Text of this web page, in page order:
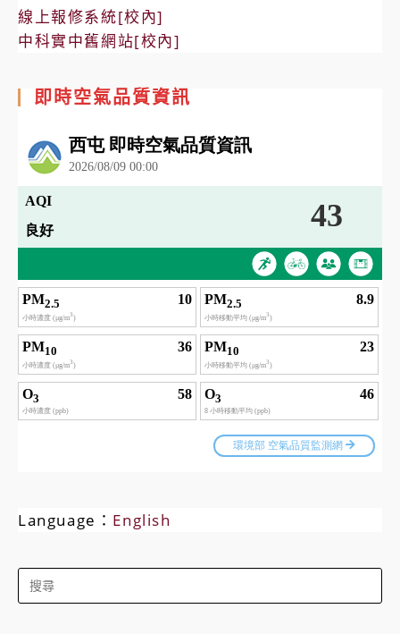
線上報修系統[校內]
中科實中舊網站[校內]
即時空氣品質資訊
Language： English
Search
for: